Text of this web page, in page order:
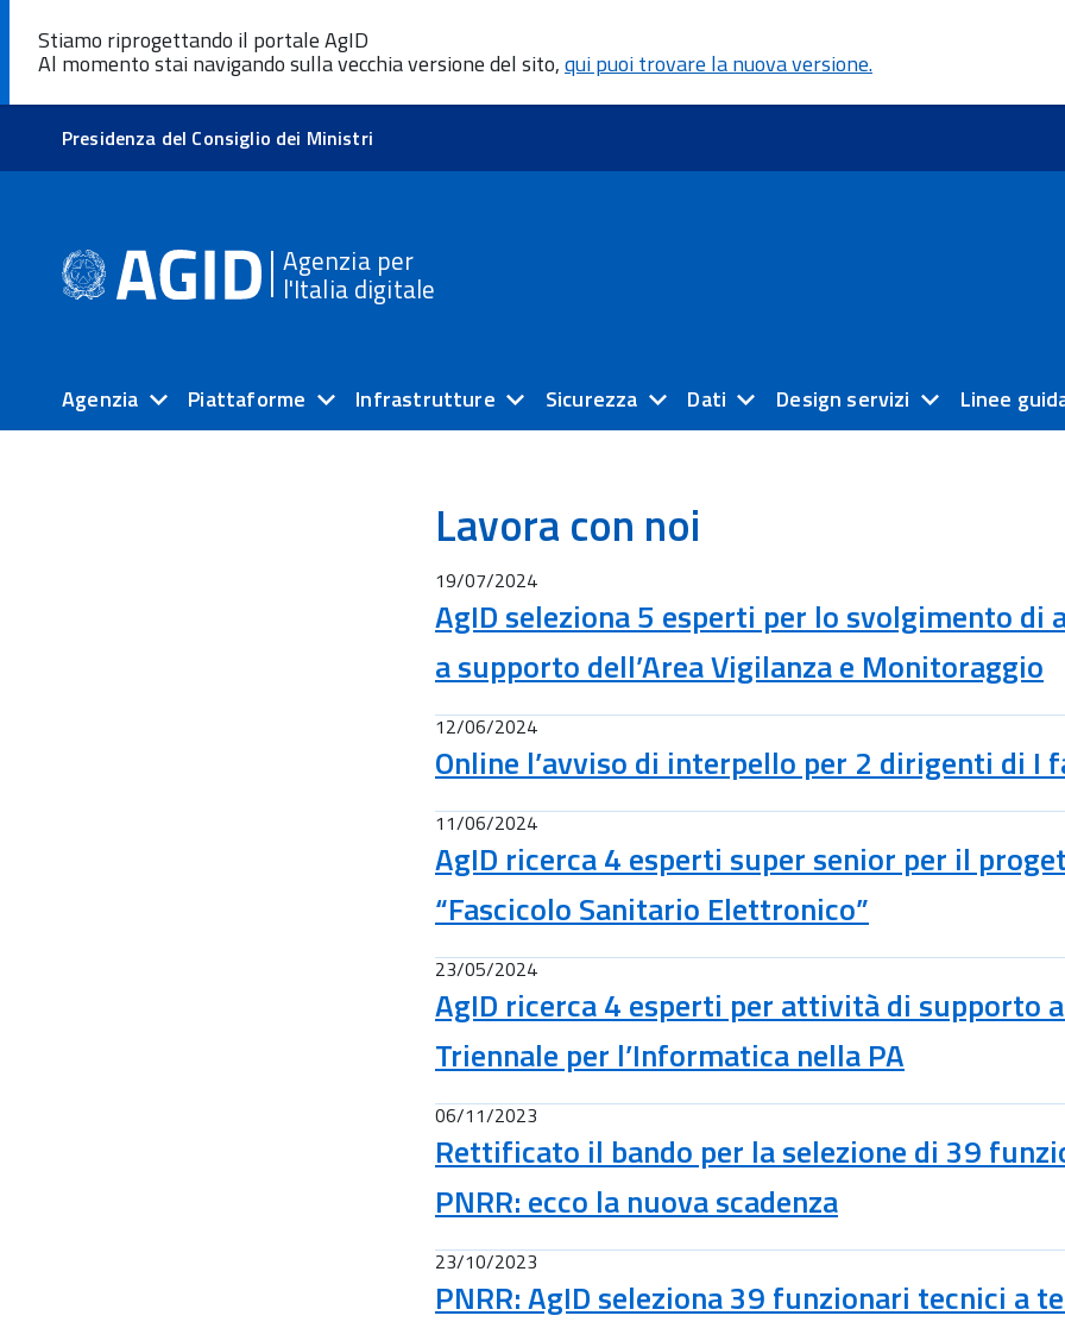
Stiamo riprogettando il portale AgID
Al momento stai navigando sulla vecchia versione del sito,qui puoi trovare la nuova versione.
Presidenza del Consiglio dei Ministri
Agenzia per
l'Italia digitale
Agenzia Piattaforme Infrastrutture Sicurezza Dati Design servizi Linee
Lavora con noi
19/07/2024
AgID seleziona 5 esperti per lo svolgimento di
a supporto dell’Area Vigilanza e Monitoraggio
12/06/2024
Online l’avviso di interpello per 2 dirigenti di I
11/06/2024
AgID ricerca 4 esperti super senior per il
“Fascicolo Sanitario Elettronico”
23/05/2024
AgID ricerca 4 esperti per attività di supporto
Triennale per l’Informatica nella PA
06/11/2023
Rettificato il bando per la selezione di 39
PNRR: ecco la nuova scadenza
23/10/2023
PNRR: AgID seleziona 39 funzionari tecnici a